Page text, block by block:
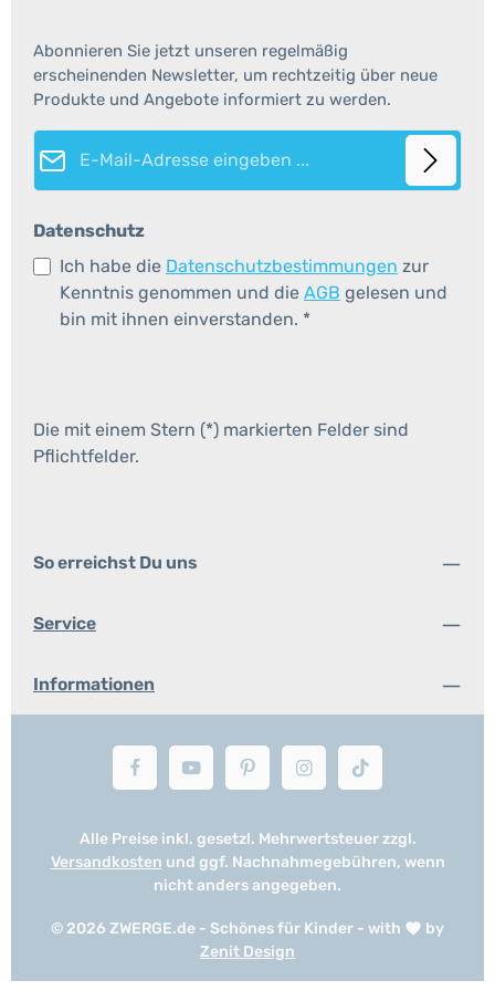
Abonnieren Sie jetzt unseren regelmäßig
erscheinenden Newsletter, um rechtzeitig über neue
Produkte und Angebote informiert zu werden.
E-Mail-Adresse*
Datenschutz
Ich habe die Datenschutzbestimmungen zur
Kenntnis genommen und die AGB gelesen und
bin mit ihnen einverstanden. *
Die mit einem Stern (*) markierten Felder sind
Pflichtfelder.
So erreichst Du uns
Service
Informationen
© 2026 ZWERGE.de - Schönes für Kinder - with
by
Zenit Design
Alle Preise inkl. gesetzl. Mehrwertsteuer zzgl.
Versandkosten und ggf. Nachnahmegebühren, wenn
nicht anders angegeben.